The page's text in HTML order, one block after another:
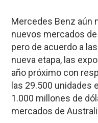
Mercedes Benz aún
nuevos mercados
pero de acuerdo a
nueva etapa, las
año próximo con
las 29.500 unidades
1.000 millones de
mercados de